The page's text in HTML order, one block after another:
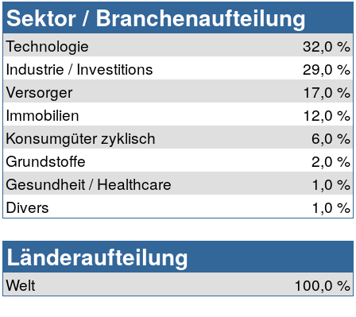
Sektor / Branchenaufteilung
Technologie
32,0 %
Industrie / Investitions
29,0 %
Versorger
17,0 %
Immobilien
12,0 %
Konsumgüter zyklisch
6,0 %
Grundstoffe
2,0 %
Gesundheit / Healthcare
1,0 %
Divers
1,0 %
Länderaufteilung
Welt 100,0 %